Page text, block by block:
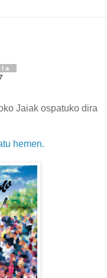
Jaiak ospatuko dira
hemen.